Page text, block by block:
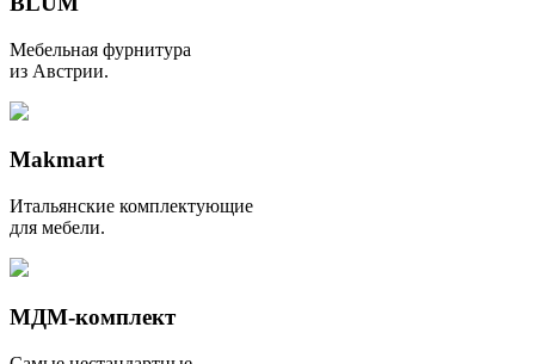
Мебельная фурнитура
из Австрии.
Makmart
Итальянские комплектующие
для мебели.
МДМ-комплект